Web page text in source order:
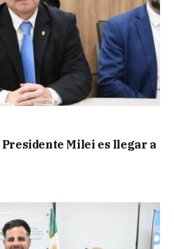
Milei es llegar a